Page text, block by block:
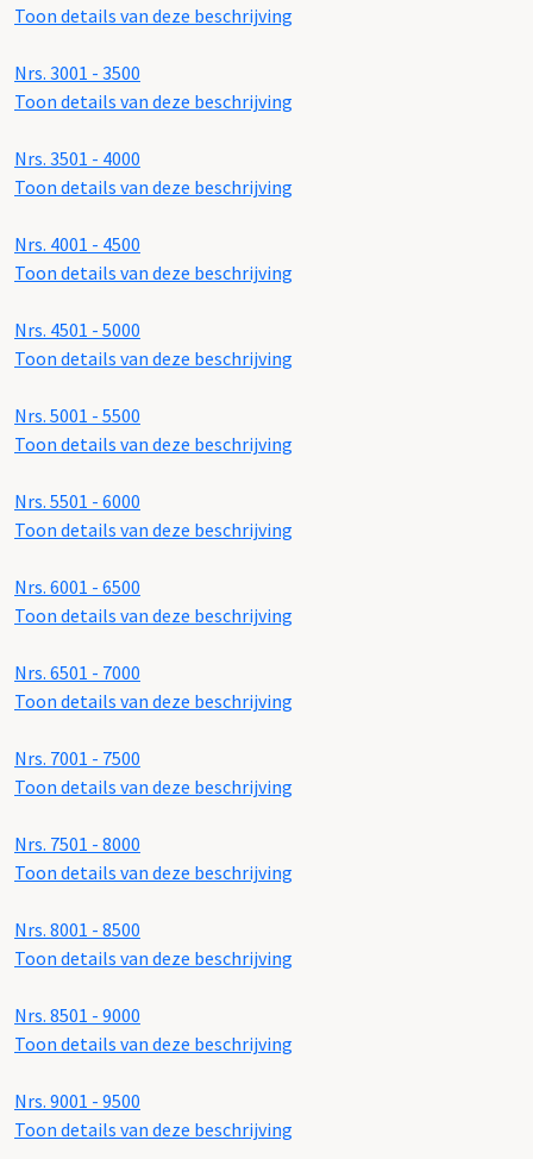
Toon details van deze beschrijving
Nrs. 3001 - 3500
Toon details van deze beschrijving
Nrs. 3501 - 4000
Toon details van deze beschrijving
Nrs. 4001 - 4500
Toon details van deze beschrijving
Nrs. 4501 - 5000
Toon details van deze beschrijving
Nrs. 5001 - 5500
Toon details van deze beschrijving
Nrs. 5501 - 6000
Toon details van deze beschrijving
Nrs. 6001 - 6500
Toon details van deze beschrijving
Nrs. 6501 - 7000
Toon details van deze beschrijving
Nrs. 7001 - 7500
Toon details van deze beschrijving
Nrs. 7501 - 8000
Toon details van deze beschrijving
Nrs. 8001 - 8500
Toon details van deze beschrijving
Nrs. 8501 - 9000
Toon details van deze beschrijving
Nrs. 9001 - 9500
Toon details van deze beschrijving